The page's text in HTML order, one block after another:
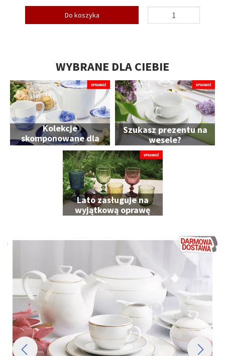
Do koszyka
WYBRANE DLA CIEBIE
Kolekcje
skomponowane dla
Ciebie
Szukasz prezentu na
wesele?
Lato zasługuje na
wyjątkową oprawę